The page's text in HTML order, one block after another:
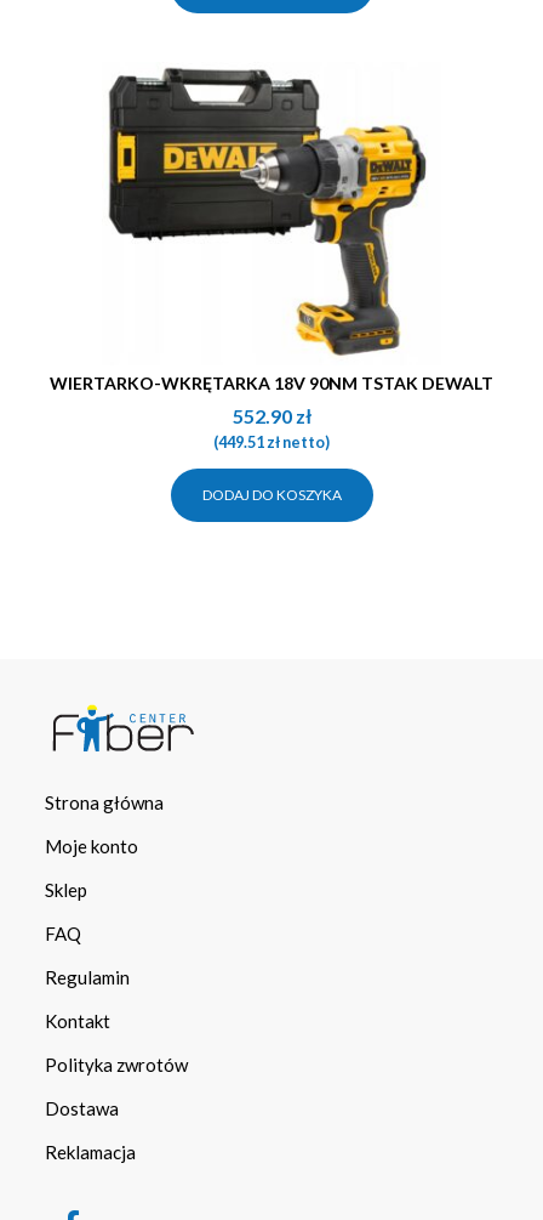
WIERTARKO-WKRĘTARKA 18V 90NM TSTAK DEWALT
552.90 zł
(449.51złnetto)
DODAJ DO KOSZYKA
Strona główna
Moje konto
Sklep
FAQ
Regulamin
Kontakt
Polityka zwrotów
Dostawa
Reklamacja